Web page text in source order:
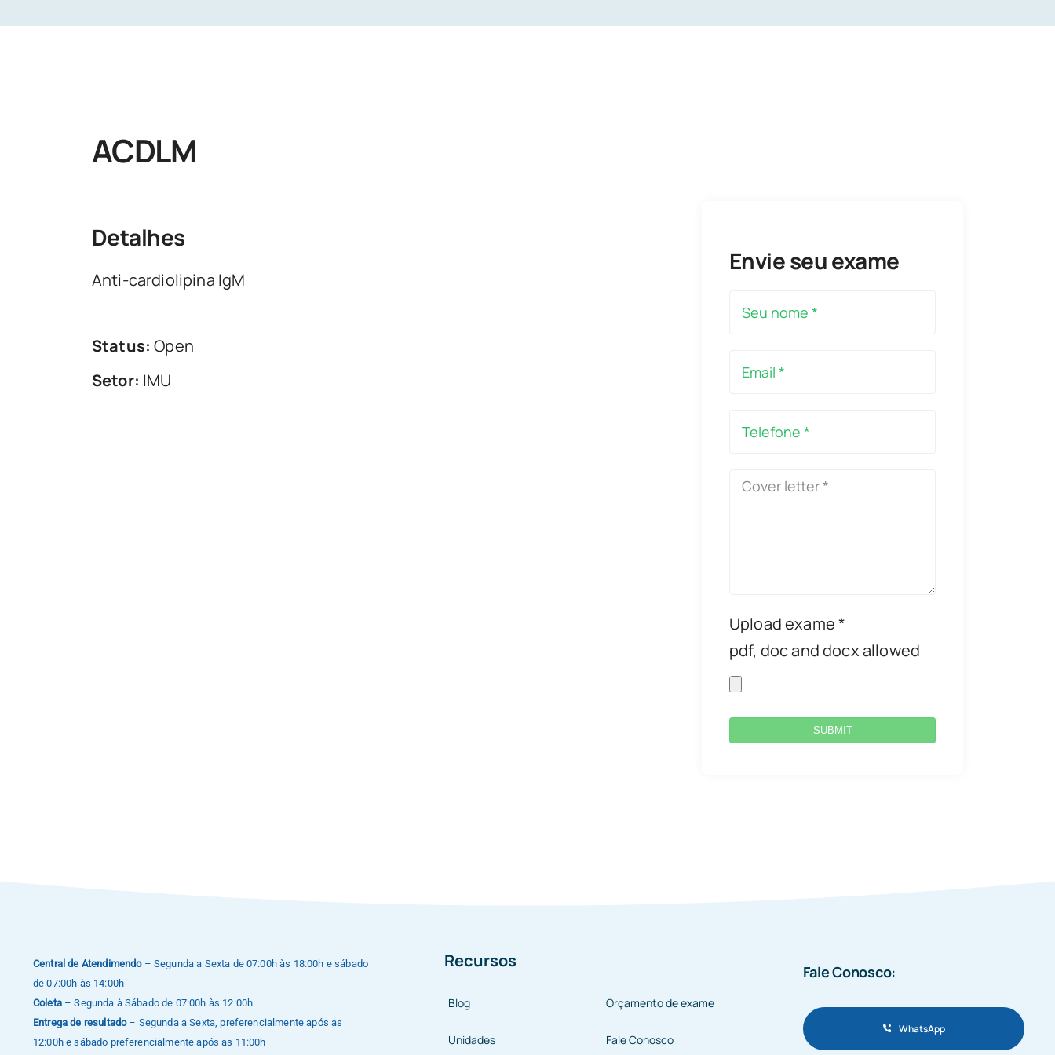
ACDLM
Detalhes
Anti-cardiolipina IgM
Status: Open
Setor: IMU
Envie seu exame
Upload exame *
pdf, doc and docx allowed
SUBMIT
Central de Atendimendo– Segunda a Sexta de 07:00h às 18:00h e sábado
de 07:00h às 14:00h
Coleta– Segunda à Sábado de 07:00h às 12:00h
Entrega de resultado– Segunda a Sexta, preferencialmente após as
12:00h e sábado preferencialmente após as 11:00h
Recursos
Blog
Unidades
Orçamento de exame
Fale Conosco
Fale Conosco:
WhatsApp